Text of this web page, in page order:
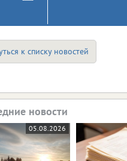
к списку новостей
новости
05.08.2026